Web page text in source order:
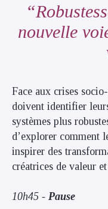
nouvelle
Face aux crises
doivent identifier
systèmes plus
d’explorer comment
inspirer des
créatrices de valeur
10h45 - Pause